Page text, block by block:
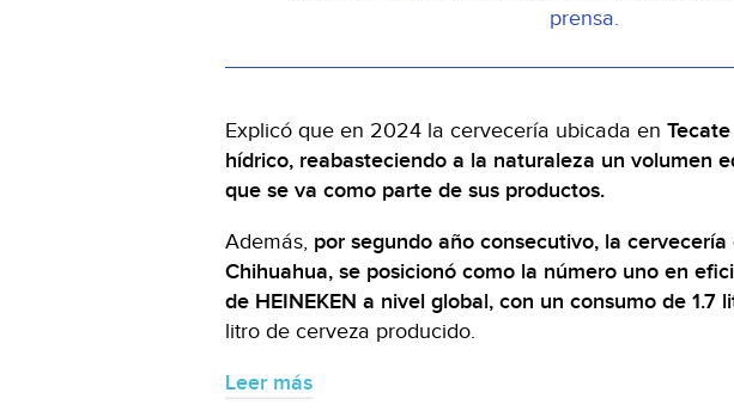
prensa.
Explicó que en 2024 la cervecería ubicada en
hídrico, reabasteciendo a la naturaleza un volumen
que se va como parte de sus productos.
Además, por segundo año consecutivo, la cervecería
Chihuahua, se posicionó como la número uno en
de HEINEKEN a nivel global, con un consumo de 1.7
litro de cerveza producido.
Leer más